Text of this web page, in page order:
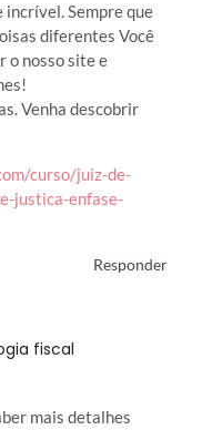
Sempre que
diferentes Você
o nosso site e
Venha descobrir
curso/juiz-de-
justica-enfase-
Responder
fiscal
mais detalhes